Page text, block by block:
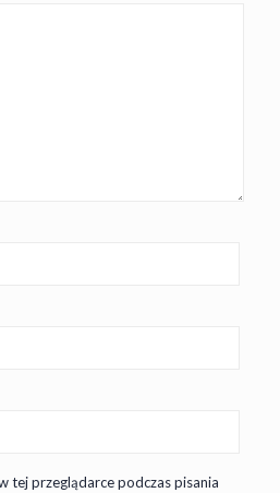
tej przeglądarce podczas pisania